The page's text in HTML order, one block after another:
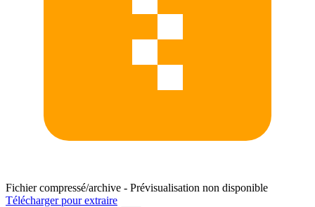
Fichier compressé/archive - Prévisualisation non disponible
Télécharger pour extraire